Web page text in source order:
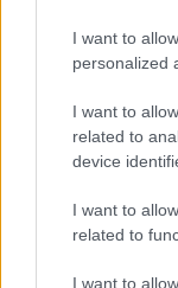
I want to
personalized
I want to
related to
device
I want to
related to
I want to
επικίνδυνο
την ανάπαυλα.
Στο δεύτερο
να πιέσει
αγώνα, όμως
στο 63’,